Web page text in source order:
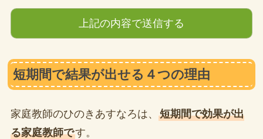
短期間で結果が出せる４つの理由
家庭教師のひのきあすなろは、 短期間で効果が出
る家庭教師です。